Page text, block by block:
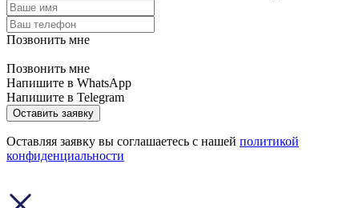
Позвонить мне
Позвонить мне
Напишите в WhatsApp
Напишите в Telegram
Оставить заявку
Оставляя заявку вы соглашаетесь с нашей политикой
конфиденциальности